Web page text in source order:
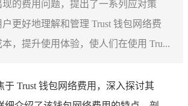
的费用问题，提出了一系列应对策
更好地理解和管理 Trust 钱包网络费
，提升使用体验，使人们在使用 Tru...
于 Trust 钱包网络费用，深入探讨其